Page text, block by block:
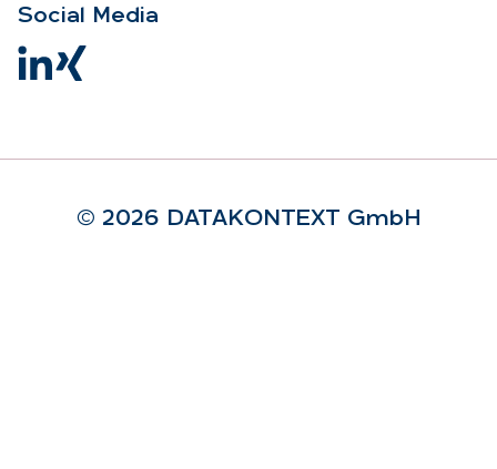
So­ci­al Me­dia
© 2026 DA­TA­KON­TEXT GmbH